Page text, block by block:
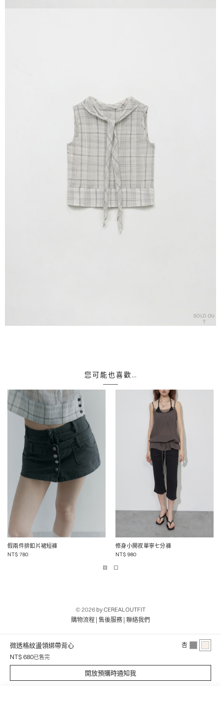
SOLD OU
T
您可能也喜歡…
假兩件排釦片裙短褲
NT$ 780
修身小開衩單寧七分褲
NT$ 980
© 2026 by CEREALOUTFIT
購物流程 | 售後服務 | 聯絡我們
微透格紋盪領綁帶背心 杏
NT$ 680已售完
開放預購時通知我